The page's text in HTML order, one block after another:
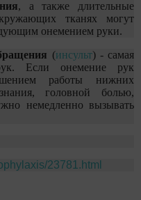
, а также длительные
тканях могут
онемением руки.
(инсульт) - самая
Если онемение рук
работы нижних
головной болью,
немедленно вызывать
23781.html